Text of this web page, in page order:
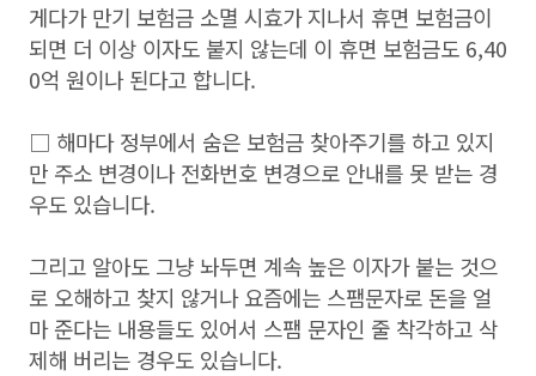
게다가 만기 보험금 소멸 시효가 지나서 휴면 보험금이
되면 더 이상 이자도 붙지 않는데 이 휴면 보험금도 6,40
0억 원이나 된다고 합니다.
□ 해마다 정부에서 숨은 보험금 찾아주기를 하고 있지
만 주소 변경이나 전화번호 변경으로 안내를 못 받는 경
우도 있습니다.
그리고 알아도 그냥 놔두면 계속 높은 이자가 붙는 것으
로 오해하고 찾지 않거나 요즘에는 스팸문자로 돈을 얼
마 준다는 내용들도 있어서 스팸 문자인 줄 착각하고 삭
제해 버리는 경우도 있습니다.